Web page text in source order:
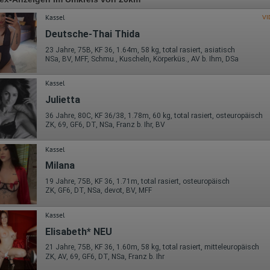
Kassel
Deutsche-Thai Thida
23 Jahre, 75B, KF 36, 1.64m, 58 kg, total rasiert, asiatisch
NSa, BV, MFF, Schmu., Kuscheln, Körperküs., AV b. Ihm, DSa
Kassel
Julietta
36 Jahre, 80C, KF 36/38, 1.78m, 60 kg, total rasiert, osteuropäisch
ZK, 69, GF6, DT, NSa, Franz b. Ihr, BV
Kassel
Milana
19 Jahre, 75B, KF 36, 1.71m, total rasiert, osteuropäisch
ZK, GF6, DT, NSa, devot, BV, MFF
Kassel
Elisabeth* NEU
21 Jahre, 75B, KF 36, 1.60m, 58 kg, total rasiert, mitteleuropäisch
ZK, AV, 69, GF6, DT, NSa, Franz b. Ihr